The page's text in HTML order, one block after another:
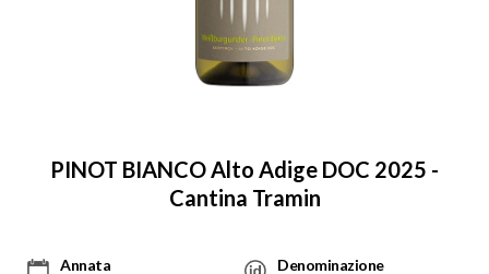
PINOT BIANCO Alto Adige DOC 2025 -
Cantina Tramin
Annata
Denominazione